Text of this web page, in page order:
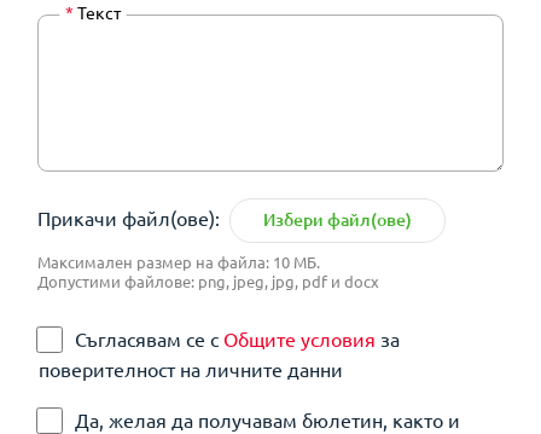
* Текст
Прикачи файл(ове): Избери файл(ове)
Максимален размер на файла: 10 МБ.
Допустими файлове: png, jpeg, jpg, pdf и docx
Съгласявам се с Общите условия за
поверителност на личните данни
Да, желая да получавам бюлетин, както и